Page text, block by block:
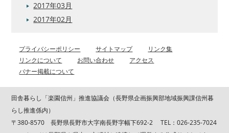
2017年03月
2017年02月
プライバシーポリシー サイトマップ
リンク集
リンクについて
お問い合わせ
アクセス
バナー掲載について
田舎暮らし「楽園信州」推進協議会（長野県企画振興部地域振興課信州暮
らし推進係内）
〒380-8570 長野県長野市大字南長野字幅下692-2 TEL：026-235-7024